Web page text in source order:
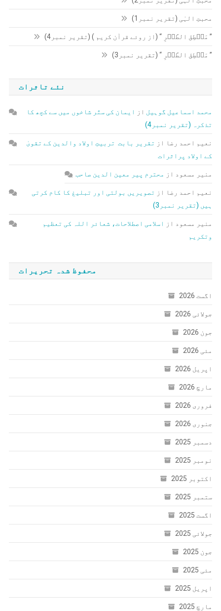
محبتِ الہٰی (تقریر نمبر1)
” مَنۡطِقَ الطَّیۡرِ “ (از روئے قرآن کریم ) (تقریر نمبر4)
” مَنۡطِقَ الطَّیۡرِ “ (تقریر نمبر3)
نئے تاثرات
محمد اسماعیل گوہیل از
ایمان کی ستّر شاخوں میں سے کچھ کا
تذکرہ (تقریر نمبر4)
نعیم احمد رضا از تقریر بابت تربیتِ اولاد والدین کے تقویٰ
کے اولاد پراثرات
منیر مسعود از محترم پیر معین الدین صاحب
نعیم احمد رضا از تصویریں بولتی اور تبلیغ کا کام کرتی
ہیں (تقریر نمبر3)
منیر مسعود از
اسلامی اصطلاحات، شعائر اللہ کی تعظیم
وتکریم
محفوظ شدہ تحریرات
اگست 2026
جولائی 2026
جون 2026
مئی 2026
اپریل 2026
مارچ 2026
فروری 2026
جنوری 2026
دسمبر 2025
نومبر 2025
اکتوبر 2025
ستمبر 2025
اگست 2025
جولائی 2025
جون 2025
مئی 2025
اپریل 2025
مارچ 2025